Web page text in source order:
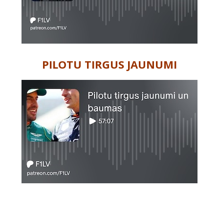
PILOTU TIRGUS JAUNUMI